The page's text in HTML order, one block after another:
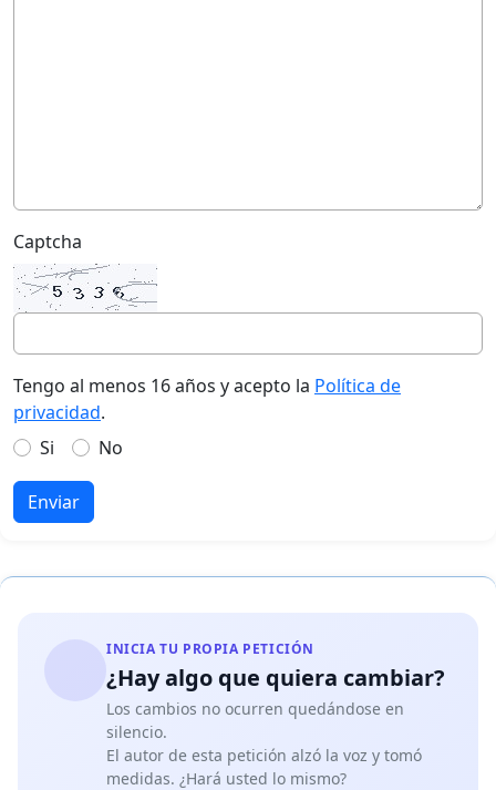
Captcha
Tengo al menos 16 años y acepto la Política de
privacidad.
Si
No
Enviar
INICIA TU PROPIA PETICIÓN
¿Hay algo que quiera cambiar?
Los cambios no ocurren quedándose en
silencio.
El autor de esta petición alzó la voz y tomó
medidas. ¿Hará usted lo mismo?